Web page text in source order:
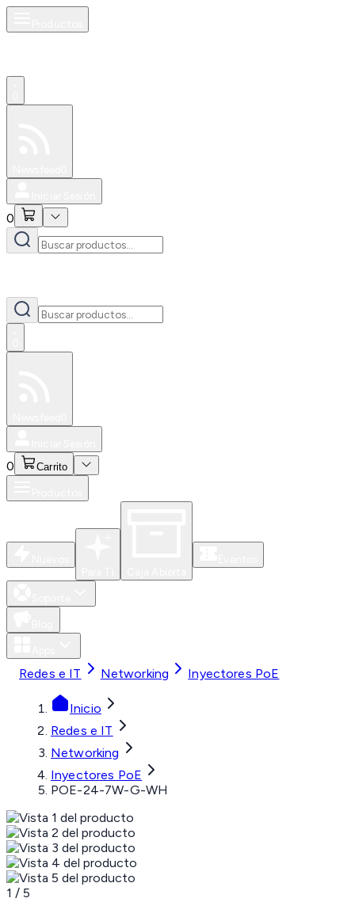
0
0 Carrito
Redes e IT Networking Inyectores PoE
Inicio
Redes e IT
Networking
Inyectores PoE
POE-24-7W-G-WH
1 / 5